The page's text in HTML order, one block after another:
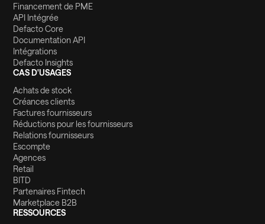
Financement de PME
API Intégrée
Defacto Core
Documentation API
Intégrations
Defacto Insights
CAS D'USAGES
Achats de stock
Créances clients
Factures fournisseurs
Réductions pour les fournisseurs
Relations fournisseurs
Escompte
Agences
Retail
BITD
Partenaires Fintech
Marketplace B2B
RESSOURCES